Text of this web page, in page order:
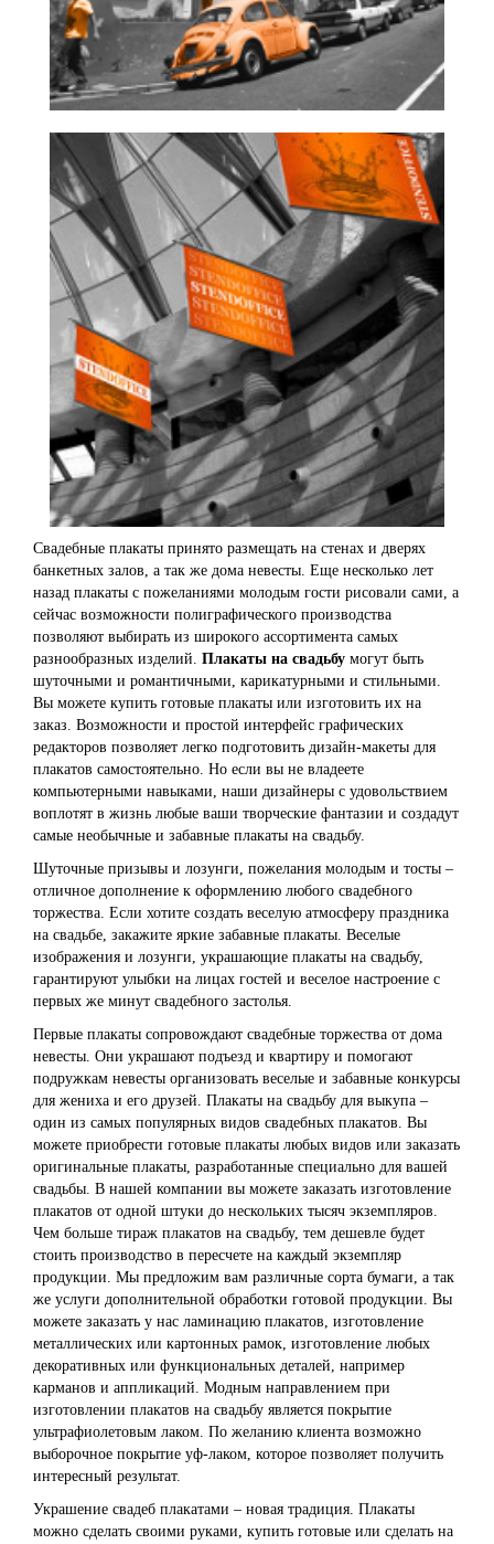
Свадебные плакаты принято размещать на стенах и дверях
банкетных залов, а так же дома невесты. Еще несколько лет
назад плакаты с пожеланиями молодым гости рисовали сами, а
сейчас возможности полиграфического производства
позволяют выбирать из широкого ассортимента самых
разнообразных изделий. Плакаты на свадьбу могут быть
шуточными и романтичными, карикатурными и стильными.
Вы можете купить готовые плакаты или изготовить их на
заказ. Возможности и простой интерфейс графических
редакторов позволяет легко подготовить дизайн-макеты для
плакатов самостоятельно. Но если вы не владеете
компьютерными навыками, наши дизайнеры с удовольствием
воплотят в жизнь любые ваши творческие фантазии и создадут
самые необычные и забавные плакаты на свадьбу.
Шуточные призывы и лозунги, пожелания молодым и тосты –
отличное дополнение к оформлению любого свадебного
торжества. Если хотите создать веселую атмосферу праздника
на свадьбе, закажите яркие забавные плакаты. Веселые
изображения и лозунги, украшающие плакаты на свадьбу,
гарантируют улыбки на лицах гостей и веселое настроение с
первых же минут свадебного застолья.
Первые плакаты сопровождают свадебные торжества от дома
невесты. Они украшают подъезд и квартиру и помогают
подружкам невесты организовать веселые и забавные конкурсы
для жениха и его друзей. Плакаты на свадьбу для выкупа –
один из самых популярных видов свадебных плакатов. Вы
можете приобрести готовые плакаты любых видов или заказать
оригинальные плакаты, разработанные специально для вашей
свадьбы. В нашей компании вы можете заказать изготовление
плакатов от одной штуки до нескольких тысяч экземпляров.
Чем больше тираж плакатов на свадьбу, тем дешевле будет
стоить производство в пересчете на каждый экземпляр
продукции. Мы предложим вам различные сорта бумаги, а так
же услуги дополнительной обработки готовой продукции. Вы
можете заказать у нас ламинацию плакатов, изготовление
металлических или картонных рамок, изготовление любых
декоративных или функциональных деталей, например
карманов и аппликаций. Модным направлением при
изготовлении плакатов на свадьбу является покрытие
ультрафиолетовым лаком. По желанию клиента возможно
выборочное покрытие уф-лаком, которое позволяет получить
интересный результат.
Украшение свадеб плакатами – новая традиция. Плакаты
можно сделать своими руками, купить готовые или сделать на